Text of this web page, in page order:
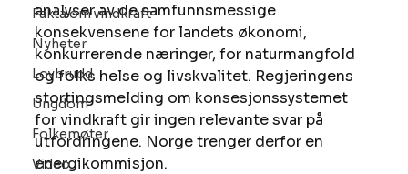
Fakta om vindkraft
Nyheter
Lovbrudd
Ungdom
Folkemøter
Video
analyser av de samfunnsmessige
konsekvensene for landets økonomi,
konkurrerende næringer, for naturmangfold
og folks helse og livskvalitet. Regjeringens
stortingsmelding om konsesjonssystemet
for vindkraft gir ingen relevante svar på
utfordringene. Norge trenger derfor en
energikommisjon.